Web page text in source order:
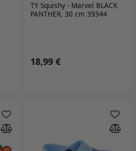
TY Squishy - Marvel BLACK
PANTHER, 30 cm 39344
18,99 €